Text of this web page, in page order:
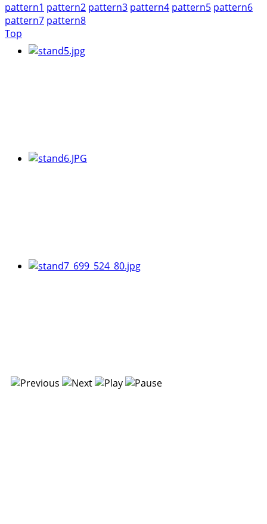
pattern1 pattern2 pattern3 pattern4 pattern5 pattern6
pattern7 pattern8
Top